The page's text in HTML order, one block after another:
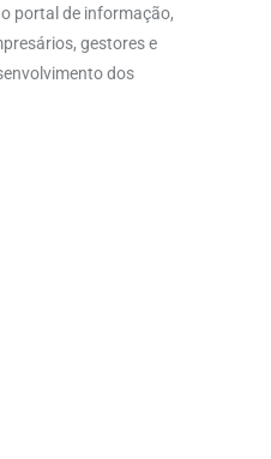
portal de informação,
gestores e
dos